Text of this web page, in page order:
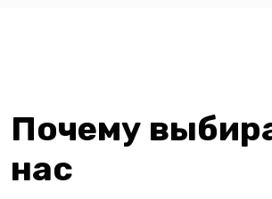
Почему
нас